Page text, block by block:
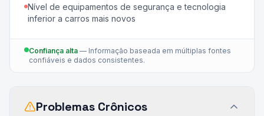
Nível de equipamentos de segurança e tecnologia
inferior a carros mais novos
Confiança alta — Informação baseada em múltiplas fontes
confiáveis e dados consistentes.
Problemas Crônicos